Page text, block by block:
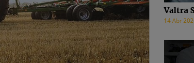
Valtra
14 Abr